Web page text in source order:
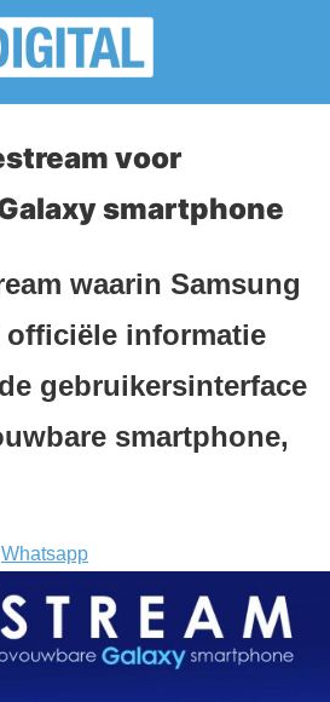
voor
smartphone
waarin Samsung
officiële informatie
gebruikersinterface
smartphone,
Whatsapp